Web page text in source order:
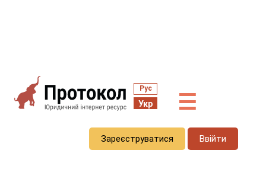
Рус
Укр ☰
Зареєструватися Ввійти